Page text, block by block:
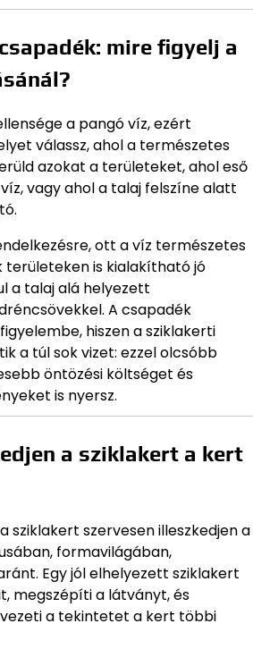
mire figyelj a
a pangó víz, ezért
válassz, ahol a természetes
azokat a területeket, ahol eső
vagy ahol a talaj felszíne alatt
ott a víz természetes
területeken is kialakítható jó
a talaj alá helyezett
A csapadék
hiszen a sziklakerti
a túl sok vizet: ezzel olcsóbb
öntözési költséget és
is nyersz.
a sziklakert a kert
sziklakert szervesen illeszkedjen a
formavilágában,
Egy jól elhelyezett sziklakert
megszépíti a látványt, és
a tekintetet a kert többi